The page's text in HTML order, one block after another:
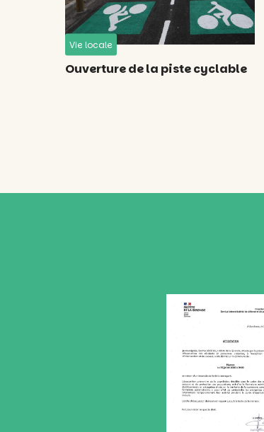
Vie locale
Ouverture de la piste cyclable